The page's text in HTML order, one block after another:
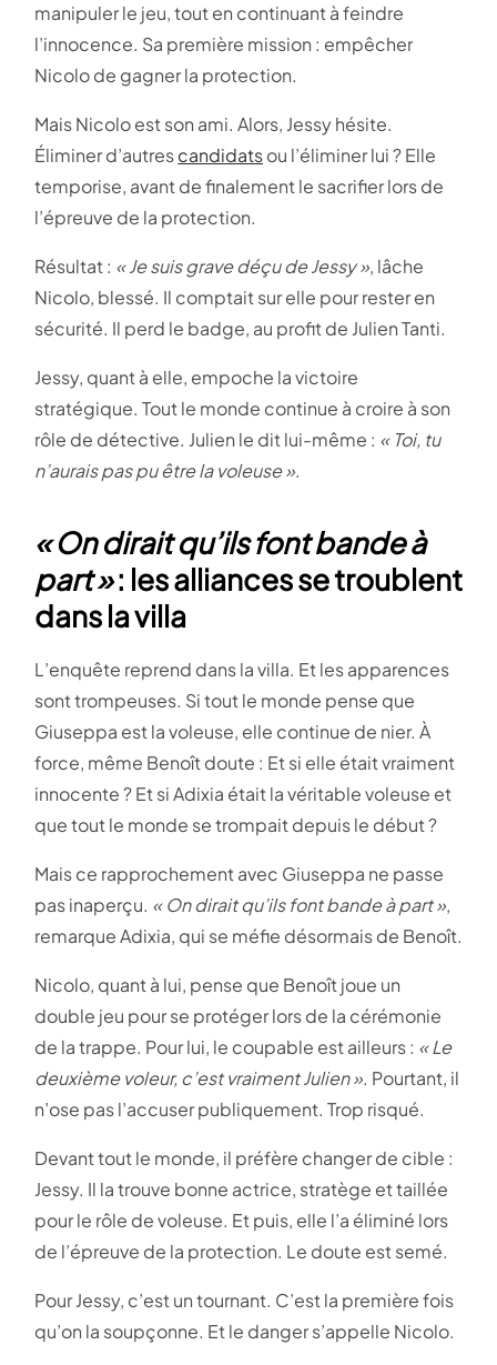
manipuler le jeu, tout en continuant à feindre
l’innocence. Sa première mission : empêcher
Nicolo de gagner la protection.
Mais Nicolo est son ami. Alors, Jessy hésite.
Éliminer d’autrescandidatsou l’éliminer lui ? Elle
temporise, avant de finalement le sacrifier lors de
l’épreuve de la protection.
Résultat : « Je suis grave déçu de Jessy », lâche
Nicolo, blessé. Il comptait sur elle pour rester en
sécurité. Il perd le badge, au profit de Julien Tanti.
Jessy, quant à elle, empoche la victoire
stratégique. Tout le monde continue à croire à son
rôle de détective. Julien le dit lui-même : « Toi, tu
n’aurais pas pu être la voleuse ».
« On dirait qu’ils font bande à
part »: les alliances se troublent
dans la villa
L’enquête reprend dans la villa. Et les apparences
sont trompeuses. Si tout le monde pense que
Giuseppa est la voleuse, elle continue de nier. À
force, même Benoît doute : Et si elle était vraiment
innocente ? Et si Adixia était la véritable voleuse et
que tout le monde se trompait depuis le début ?
Mais ce rapprochement avec Giuseppa ne passe
pas inaperçu. « On dirait qu’ils font bande à part »,
remarque Adixia, qui se méfie désormais de Benoît.
Nicolo, quant à lui, pense que Benoît joue un
double jeu pour se protéger lors de la cérémonie
de la trappe. Pour lui, le coupable est ailleurs : « Le
deuxième voleur, c’est vraiment Julien ». Pourtant, il
n’ose pas l’accuser publiquement. Trop risqué.
Devant tout le monde, il préfère changer de cible :
Jessy. Il la trouve bonne actrice, stratège et taillée
pour le rôle de voleuse. Et puis, elle l’a éliminé lors
de l’épreuve de la protection. Le doute est semé.
Pour Jessy, c’est un tournant. C’est la première fois
qu’on la soupçonne. Et le danger s’appelle Nicolo.